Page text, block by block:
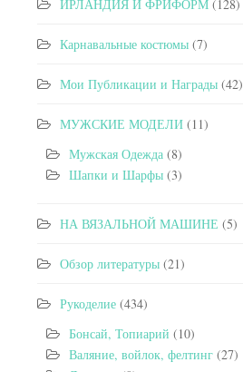
ИРЛАНДИЯ И ФРИФОРМ (128)
Карнавальные костюмы (7)
Мои Публикации и Награды (42)
МУЖСКИЕ МОДЕЛИ (11)
Мужская Одежда (8)
Шапки и Шарфы (3)
НА ВЯЗАЛЬНОЙ МАШИНЕ (5)
Обзор литературы (21)
Рукоделие (434)
Бонсай, Топиарий (10)
Валяние, войлок, фелтинг (27)